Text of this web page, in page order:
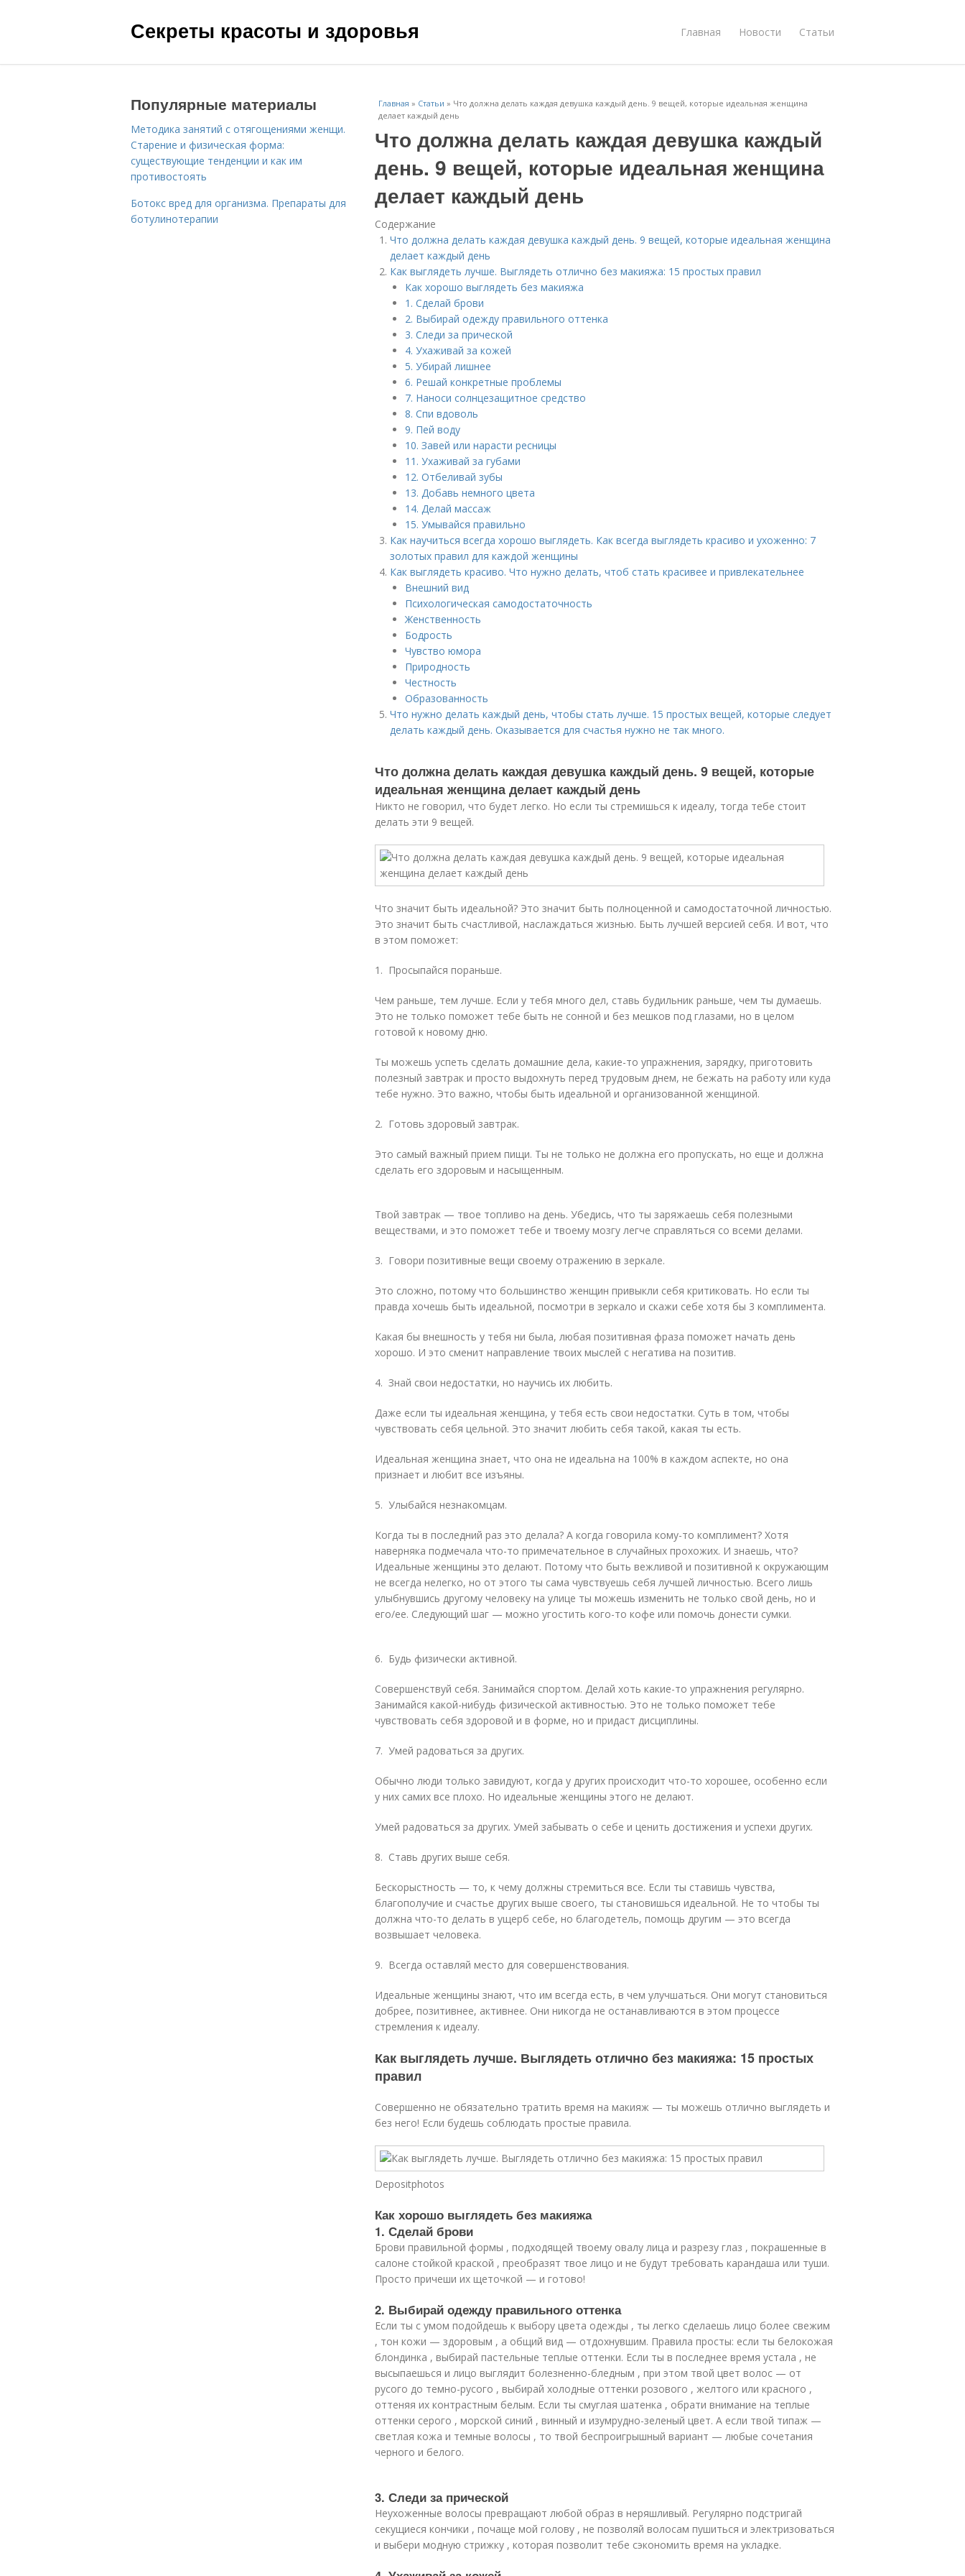
Секреты красоты и здоровья Главная Новости Статьи
Главная » Статьи » Что должна делать каждая девушка каждый день. 9 вещей, которые идеальная женщина
делает каждый день
Что должна делать каждая девушка каждый
день. 9 вещей, которые идеальная женщина
делает каждый день
Содержание
Что должна делать каждая девушка каждый день. 9 вещей, которые идеальная женщина
делает каждый день
Как выглядеть лучше. Выглядеть отлично без макияжа: 15 простых правил
Как хорошо выглядеть без макияжа
1. Сделай брови
2. Выбирай одежду правильного оттенка
3. Следи за прической
4. Ухаживай за кожей
5. Убирай лишнее
6. Решай конкретные проблемы
7. Наноси солнцезащитное средство
8. Спи вдоволь
9. Пей воду
10. Завей или нарасти ресницы
11. Ухаживай за губами
12. Отбеливай зубы
13. Добавь немного цвета
14. Делай массаж
15. Умывайся правильно
Как научиться всегда хорошо выглядеть. Как всегда выглядеть красиво и ухоженно: 7
золотых правил для каждой женщины
Как выглядеть красиво. Что нужно делать, чтоб стать красивее и привлекательнее
Внешний вид
Психологическая самодостаточность
Женственность
Бодрость
Чувство юмора
Природность
Честность
Образованность
Что нужно делать каждый день, чтобы стать лучше. 15 простых вещей, которые следует
делать каждый день. Оказывается для счастья нужно не так много.
Что должна делать каждая девушка каждый день. 9 вещей, которые
идеальная женщина делает каждый день
Никто не говорил, что будет легко. Но если ты стремишься к идеалу, тогда тебе стоит
делать эти 9 вещей.
Что значит быть идеальной? Это значит быть полноценной и самодостаточной личностью.
Это значит быть счастливой, наслаждаться жизнью. Быть лучшей версией себя. И вот, что
в этом поможет:
1. Просыпайся пораньше.
Чем раньше, тем лучше. Если у тебя много дел, ставь будильник раньше, чем ты думаешь.
Это не только поможет тебе быть не сонной и без мешков под глазами, но в целом
готовой к новому дню.
Ты можешь успеть сделать домашние дела, какие-то упражнения, зарядку, приготовить
полезный завтрак и просто выдохнуть перед трудовым днем, не бежать на работу или куда
тебе нужно. Это важно, чтобы быть идеальной и организованной женщиной.
2. Готовь здоровый завтрак.
Это самый важный прием пищи. Ты не только не должна его пропускать, но еще и должна
сделать его здоровым и насыщенным.
Твой завтрак — твое топливо на день. Убедись, что ты заряжаешь себя полезными
веществами, и это поможет тебе и твоему мозгу легче справляться со всеми делами.
3. Говори позитивные вещи своему отражению в зеркале.
Это сложно, потому что большинство женщин привыкли себя критиковать. Но если ты
правда хочешь быть идеальной, посмотри в зеркало и скажи себе хотя бы 3 комплимента.
Какая бы внешность у тебя ни была, любая позитивная фраза поможет начать день
хорошо. И это сменит направление твоих мыслей с негатива на позитив.
4. Знай свои недостатки, но научись их любить.
Даже если ты идеальная женщина, у тебя есть свои недостатки. Суть в том, чтобы
чувствовать себя цельной. Это значит любить себя такой, какая ты есть.
Идеальная женщина знает, что она не идеальна на 100% в каждом аспекте, но она
признает и любит все изъяны.
5. Улыбайся незнакомцам.
Когда ты в последний раз это делала? А когда говорила кому-то комплимент? Хотя
наверняка подмечала что-то примечательное в случайных прохожих. И знаешь, что?
Идеальные женщины это делают. Потому что быть вежливой и позитивной к окружающим
не всегда нелегко, но от этого ты сама чувствуешь себя лучшей личностью. Всего лишь
улыбнувшись другому человеку на улице ты можешь изменить не только свой день, но и
его/ее. Следующий шаг — можно угостить кого-то кофе или помочь донести сумки.
6. Будь физически активной.
Совершенствуй себя. Занимайся спортом. Делай хоть какие-то упражнения регулярно.
Занимайся какой-нибудь физической активностью. Это не только поможет тебе
чувствовать себя здоровой и в форме, но и придаст дисциплины.
7. Умей радоваться за других.
Обычно люди только завидуют, когда у других происходит что-то хорошее, особенно если
у них самих все плохо. Но идеальные женщины этого не делают.
Умей радоваться за других. Умей забывать о себе и ценить достижения и успехи других.
8. Ставь других выше себя.
Бескорыстность — то, к чему должны стремиться все. Если ты ставишь чувства,
благополучие и счастье других выше своего, ты становишься идеальной. Не то чтобы ты
должна что-то делать в ущерб себе, но благодетель, помощь другим — это всегда
возвышает человека.
9. Всегда оставляй место для совершенствования.
Идеальные женщины знают, что им всегда есть, в чем улучшаться. Они могут становиться
добрее, позитивнее, активнее. Они никогда не останавливаются в этом процессе
стремления к идеалу.
Как выглядеть лучше. Выглядеть отлично без макияжа: 15 простых
правил
Совершенно не обязательно тратить время на макияж — ты можешь отлично выглядеть и
без него! Если будешь соблюдать простые правила.
Depositphotos
Как хорошо выглядеть без макияжа
1. Сделай брови
Брови правильной формы , подходящей твоему овалу лица и разрезу глаз , покрашенные в
салоне стойкой краской , преобразят твое лицо и не будут требовать карандаша или туши.
Просто причеши их щеточкой — и готово!
2. Выбирай одежду правильного оттенка
Если ты с умом подойдешь к выбору цвета одежды , ты легко сделаешь лицо более свежим
, тон кожи — здоровым , а общий вид — отдохнувшим. Правила просты: если ты белокожая
блондинка , выбирай пастельные теплые оттенки. Если ты в последнее время устала , не
высыпаешься и лицо выглядит болезненно-бледным , при этом твой цвет волос — от
русого до темно-русого , выбирай холодные оттенки розового , желтого или красного ,
оттеняя их контрастным белым. Если ты смуглая шатенка , обрати внимание на теплые
оттенки серого , морской синий , винный и изумрудно-зеленый цвет. А если твой типаж —
светлая кожа и темные волосы , то твой беспроигрышный вариант — любые сочетания
черного и белого.
3. Следи за прической
Неухоженные волосы превращают любой образ в неряшливый. Регулярно подстригай
секущиеся кончики , почаще мой голову , не позволяй волосам пушиться и электризоваться
и выбери модную стрижку , которая позволит тебе сэкономить время на укладке.
Популярные материалы
Методика занятий с отягощениями женщи.
Старение и физическая форма:
существующие тенденции и как им
противостоять
Ботокс вред для организма. Препараты для
ботулинотерапии